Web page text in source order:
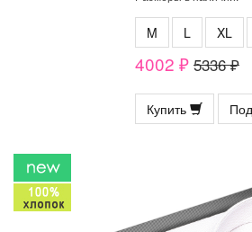
M L XL
4002 ₽ 5336 ₽
Купить